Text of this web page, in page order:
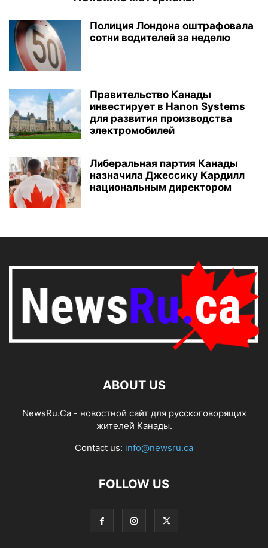
Полиция Лондона оштрафовала
сотни водителей за неделю
Правительство Канады
инвестирует в Hanon Systems
для развития производства
электромобилей
Либеральная партия Канады
назначила Джессику Кардилл
национальным директором
ABOUT US
NewsRu.Ca - новостной сайт для русскоговорящих
жителей Канады.
Contact us: info@newsru.ca
FOLLOW US